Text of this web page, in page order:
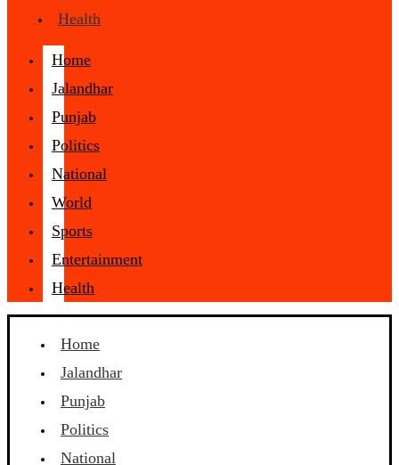
Health
Home
Jalandhar
Punjab
Politics
National
World
Sports
Entertainment
Health
Home
Jalandhar
Punjab
Politics
National